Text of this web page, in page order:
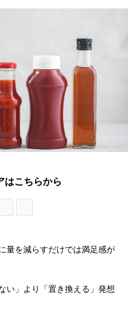
はこちらから
量を減らすだけでは満足感が
い」より「置き換える」発想